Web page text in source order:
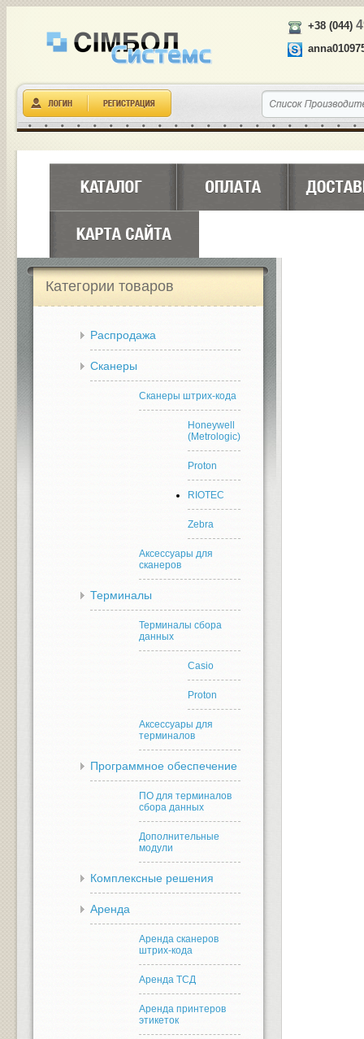
+38 (044)
Категории товаров
Распродажа
Сканеры
Сканеры штрих-кода
Honeywell
(Metrologic)
Proton
RIOTEC
Zebra
Аксессуары для
сканеров
Терминалы
Терминалы сбора
данных
Casio
Proton
Аксессуары для
терминалов
Программное обеспечение
ПО для терминалов
сбора данных
Дополнительные
модули
Комплексные решения
Аренда
Аренда сканеров
штрих-кода
Аренда ТСД
Аренда принтеров
этикеток